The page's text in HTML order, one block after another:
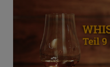
VIEW